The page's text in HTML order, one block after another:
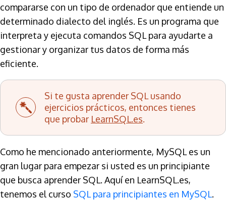
compararse con un tipo de ordenador que entiende un
determinado dialecto del inglés. Es un programa que
interpreta y ejecuta comandos SQL para ayudarte a
gestionar y organizar tus datos de forma más
eficiente.
Si te gusta aprender SQL usando
ejercicios prácticos, entonces tienes
que probar LearnSQL.es.
Como he mencionado anteriormente, MySQL es un
gran lugar para empezar si usted es un principiante
que busca aprender SQL. Aquí en LearnSQL.es,
tenemos el curso SQL para principiantes en MySQL.